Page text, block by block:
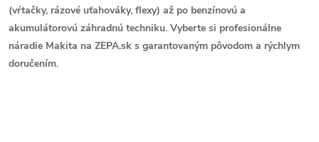
(vŕtačky, rázové uťahováky, flexy) až po benzínovú a
akumulátorovú záhradnú techniku. Vyberte si profesionálne
náradie Makita na ZEPA.sk s garantovaným pôvodom a rýchlym
doručením.